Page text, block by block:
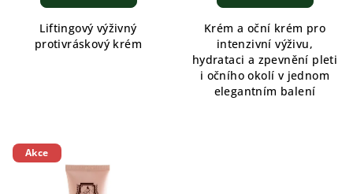
Liftingový výživný
protivráskový krém
Krém a oční krém pro
intenzivní výživu,
hydrataci a zpevnění pleti
i očního okolí v jednom
elegantním balení
Akce